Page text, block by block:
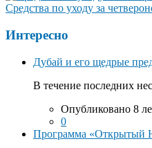
Средства по уходу за
Интересно
Дубай и его щедрые
В течение последних
Опубликовано 8
0
Программа «Открытый